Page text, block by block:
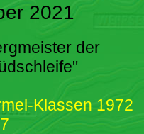
2021
der
Klassen 1972